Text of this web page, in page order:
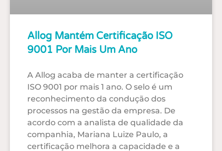
Allog Mantém Certificação ISO
9001 Por Mais Um Ano
A Allog acaba de manter a certificação
ISO 9001 por mais 1 ano. O selo é um
reconhecimento da condução dos
processos na gestão da empresa. De
acordo com a analista de qualidade da
companhia, Mariana Luize Paulo, a
certificação melhora a capacidade e a